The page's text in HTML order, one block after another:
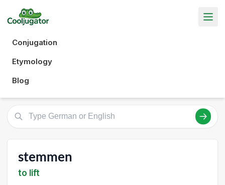
Conjugation
Etymology
Blog
stemmen
to lift